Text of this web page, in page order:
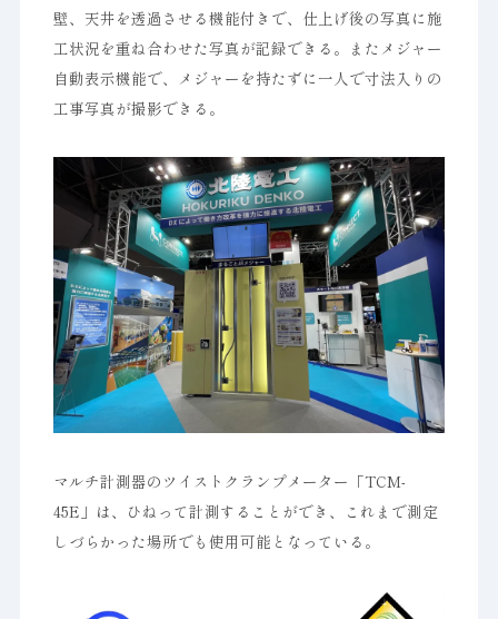
壁、天井を透過させる機能付きで、仕上げ後の写真に施
工状況を重ね合わせた写真が記録できる。またメジャー
自動表示機能で、メジャーを持たずに一人で寸法入りの
工事写真が撮影できる。
マルチ計測器のツイストクランプメーター「TCM-
45E」は、ひねって計測することができ、これまで測定
しづらかった場所でも使用可能となっている。